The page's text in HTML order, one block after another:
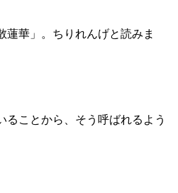
蓮華」。ちりれんげと読みま
ることから、そう呼ばれるよう